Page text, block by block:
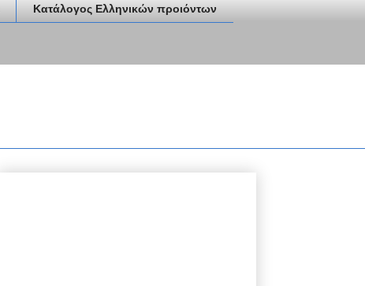
Κατάλογος Ελληνικών προιόντων